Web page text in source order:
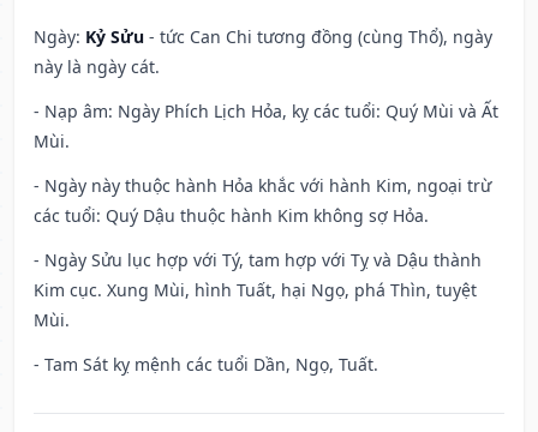
Ngày: Kỷ Sửu - tức Can Chi tương đồng (cùng Thổ), ngày
này là ngày cát.
- Nạp âm: Ngày Phích Lịch Hỏa, kỵ các tuổi: Quý Mùi và Ất
Mùi.
- Ngày này thuộc hành Hỏa khắc với hành Kim, ngoại trừ
các tuổi: Quý Dậu thuộc hành Kim không sợ Hỏa.
- Ngày Sửu lục hợp với Tý, tam hợp với Tỵ và Dậu thành
Kim cục. Xung Mùi, hình Tuất, hại Ngọ, phá Thìn, tuyệt
Mùi.
- Tam Sát kỵ mệnh các tuổi Dần, Ngọ, Tuất.